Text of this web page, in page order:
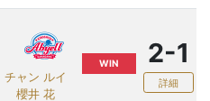
チャン ルイ
櫻井 花
WIN 2-1
詳細